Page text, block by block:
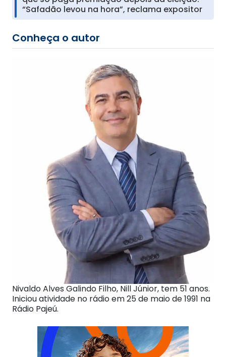
“Safadão levou na hora”, reclama expositor
Conheça o autor
Nivaldo Alves Galindo Filho, Nill Júnior, tem 51 anos.
Iniciou atividade no rádio em 25 de maio de 1991 na
Rádio Pajeú.